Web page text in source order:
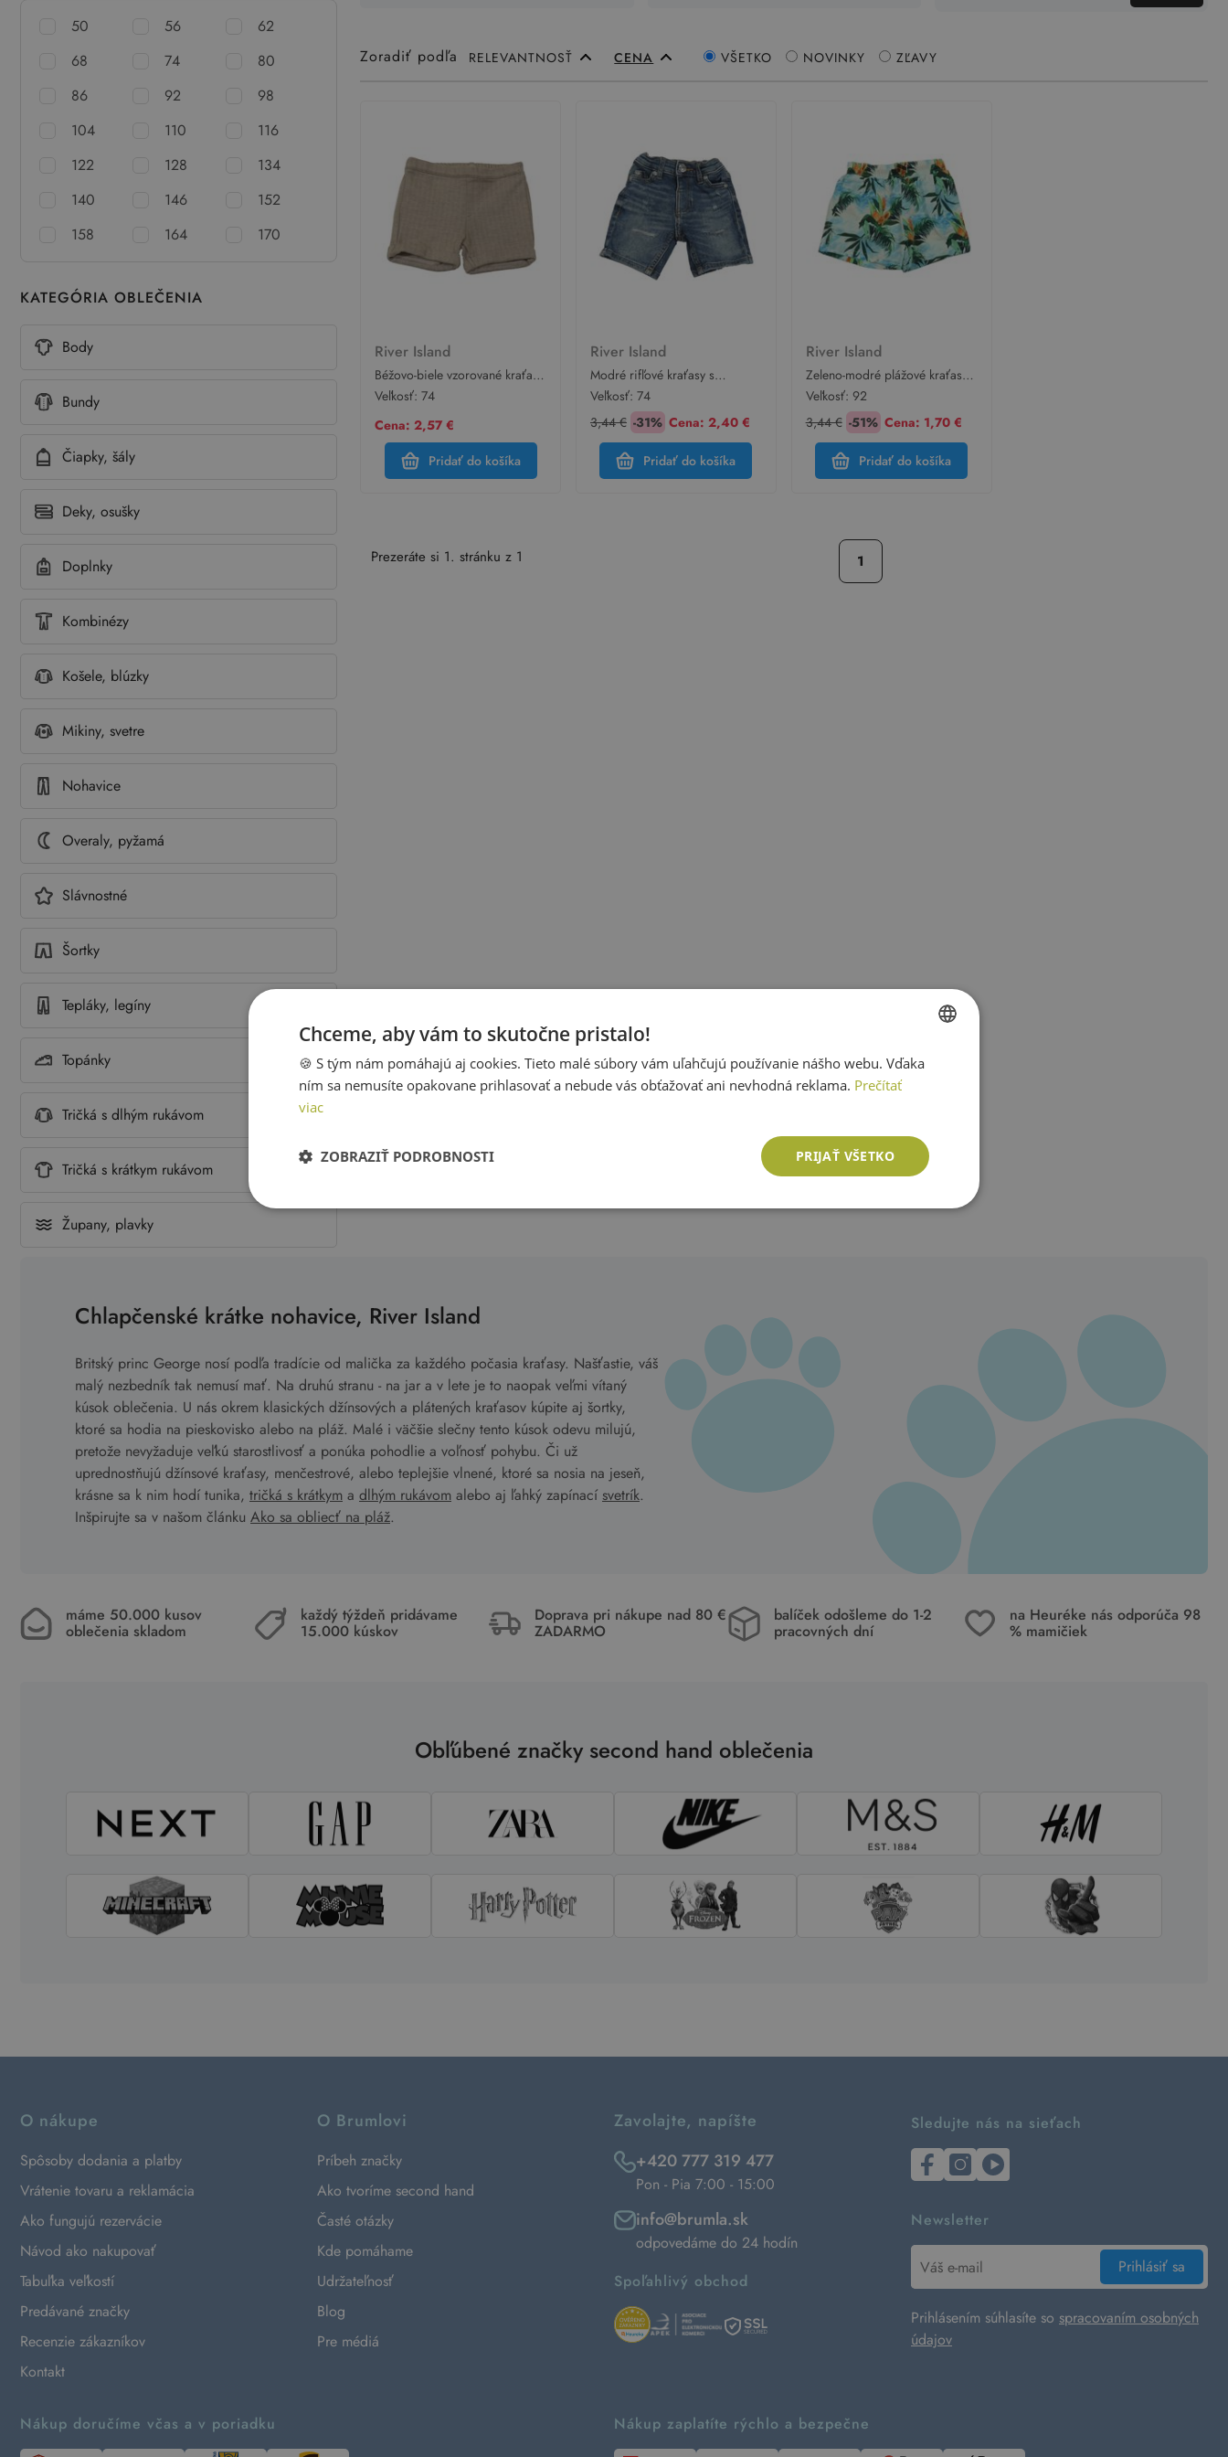
50 56
62
68
74
80
86
92
98
104
110
116
122
128
134
140
146
152
158
164 170
KATEGÓRIA OBLEČENIA
Body
Bundy
Čiapky, šály
Deky, osušky
Doplnky
Kombinézy
Košele, blúzky
Mikiny, svetre
Nohavice
Overaly, pyžamá
Slávnostné
Šortky
Tepláky, legíny
Topánky
Tričká s dlhým rukávom
Tričká s krátkym rukávom
Župany, plavky
Zoradiť podľa RELEVANTNOSŤ CENA VŠETKO NOVINKY ZĽAVY
River Island
Béžovo-biele vzorované kraťasy
River Island
Veľkosť:74
Cena: 2,57 €
Pridať do košíka
River Island
Modré rifľové kraťasy s
vyšúchaním River Island
Veľkosť: 74
3,44 € -31% Cena: 2,40 €
Pridať do košíka
River Island
Zeleno-modré plážové kraťasy s
listami River Island
Veľkosť: 92
3,44 € -51% Cena: 1,70 €
Pridať do košíka
Prezeráte si 1. stránku z 1 1
Chlapčenské krátke nohavice, River Island
Britský princ George nosí podľa tradície od malička za každého počasia kraťasy. Našťastie, váš
malý nezbedník tak nemusí mať. Na druhú stranu - na jar a v lete je to naopak veľmi vítaný
kúsok oblečenia. U nás okrem klasických džínsových a plátených kraťasov kúpite aj šortky,
ktoré sa hodia na pieskovisko alebo na pláž. Malé i väčšie slečny tento kúsok odevu milujú,
pretože nevyžaduje veľkú starostlivosť a ponúka pohodlie a voľnosť pohybu. Či už
uprednostňujú džínsové kraťasy, menčestrové, alebo teplejšie vlnené, ktoré sa nosia na jeseň,
krásne sa k nim hodí tunika, tričká s krátkym a dlhým rukávom alebo aj ľahký zapínací svetrík.
Inšpirujte sa v našom článku Ako sa obliecť na pláž.
máme 50.000 kusov
oblečenia skladom
každý týždeň pridávame
15.000 kúskov
Doprava pri nákupe nad 80 €
ZADARMO
balíček odošleme do 1-2
pracovných dní
na Heuréke nás odporúča 98
% mamičiek
Obľúbené značky second hand oblečenia
O nákupe
Spôsoby dodania a platby
Vrátenie tovaru a reklamácia
Ako fungujú rezervácie
Návod ako nakupovať
Tabuľka veľkostí
Predávané značky
Recenzie zákazníkov
Kontakt
O Brumlovi
Príbeh značky
Ako tvoríme second hand
Časté otázky
Kde pomáhame
Udržateľnosť
Blog
Pre médiá
Zavolajte, napíšte
+420 777 319 477
Pon - Pia 7:00 - 15:00
info@brumla.sk
odpovedáme do 24 hodín
Spoľahlivý obchod
Sledujte nás na sieťach
Newsletter
Prihlásiť sa
Prihlásením súhlasíte so spracovaním osobných
údajov
Nákup doručíme včas a v poriadku Nákup zaplatíte rýchlo a bezpečne
SLOVAK
ENGLISH
Chceme, aby vám to skutočne pristalo!
🍪 S tým nám pomáhajú aj cookies. Tieto malé súbory vám uľahčujú používanie nášho webu. Vďaka
ním sa nemusíte opakovane prihlasovať a nebude vás obťažovať ani nevhodná reklama. Prečítať
viac
PRIJAŤ VŠETKO
ZOBRAZIŤ PODROBNOSTI